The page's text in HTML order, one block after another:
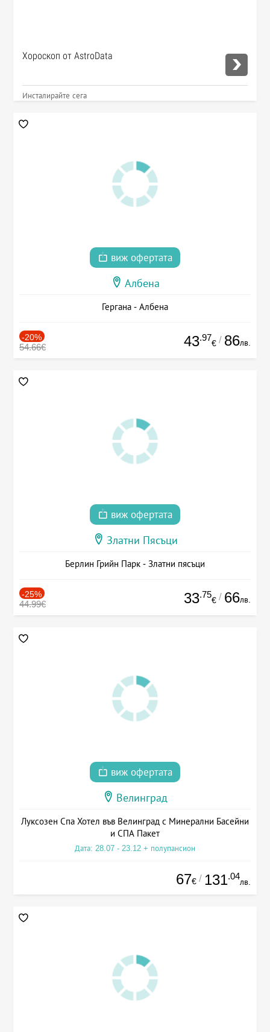
Хороскоп от AstroData
Инсталирайте сега
виж офертата
Албена
Гергана - Албена
-20%
54.66€ 43.97
€ / 86лв.
виж офертата
Златни Пясъци
Берлин Грийн Парк - Златни пясъци
-25%
44.99€ 33.75
€ / 66лв.
виж офертата
Велинград
Луксозен Спа Хотел във Велинград с Минерални Басейни
и СПА Пакет
Дата: 28.07 - 23.12 + полупансион
67€ / 131.04
лв.